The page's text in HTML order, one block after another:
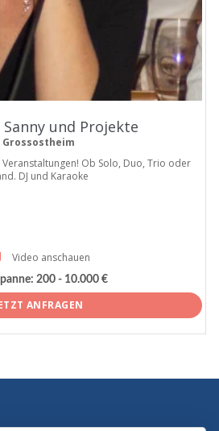
Sanny und Projekte
Grossostheim
Ob Solo, Duo, Trio oder
DJ und Karaoke
Video anschauen
200 - 10.000 €
ANFRAGEN